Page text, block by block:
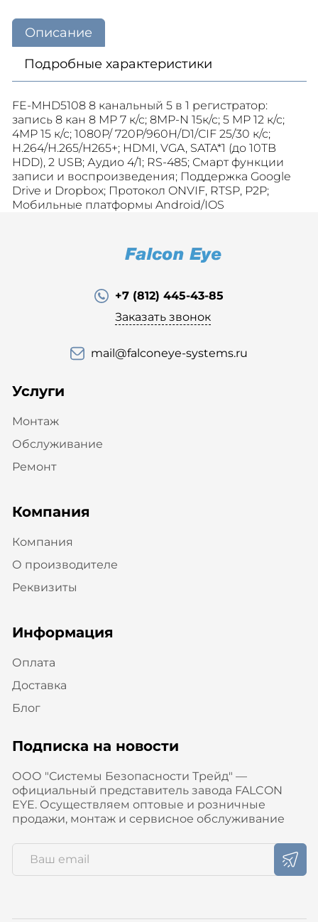
Описание
Подробные характеристики
FE-MHD5108 8 канальный 5 в 1 регистратор:
запись 8 кан 8 MP 7 к/с; 8MP-N 15к/с; 5 MP 12 к/с;
4MP 15 к/с; 1080P/ 720P/960H/D1/CIF 25/30 к/с;
Н.264/H.265/H265+; HDMI, VGA, SATA*1 (до 10TB
HDD), 2 USB; Аудио 4/1; RS-485; Смарт функции
записи и воспроизведения; Поддержка Google
Drive и Dropbox; Протокол ONVIF, RTSP, P2P;
Мобильные платформы Android/IOS
+7 (812) 445-43-85
Заказать звонок
mail@falconeye-systems.ru
Услуги
Монтаж
Обслуживание
Ремонт
Компания
Компания
О производителе
Реквизиты
Информация
Оплата
Доставка
Блог
Подписка на новости
ООО "Системы Безопасности Трейд" —
официальный представитель завода FALCON
EYE. Осуществляем оптовые и розничные
продажи, монтаж и сервисное обслуживание